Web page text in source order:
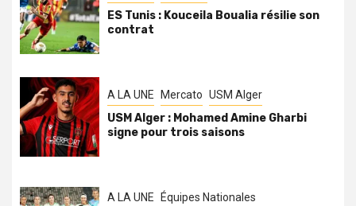
ES Tunis : Kouceila Boualia résilie son
contrat
A LA UNE Mercato USM Alger
USM Alger : Mohamed Amine Gharbi
signe pour trois saisons
A LA UNE Équipes Nationales